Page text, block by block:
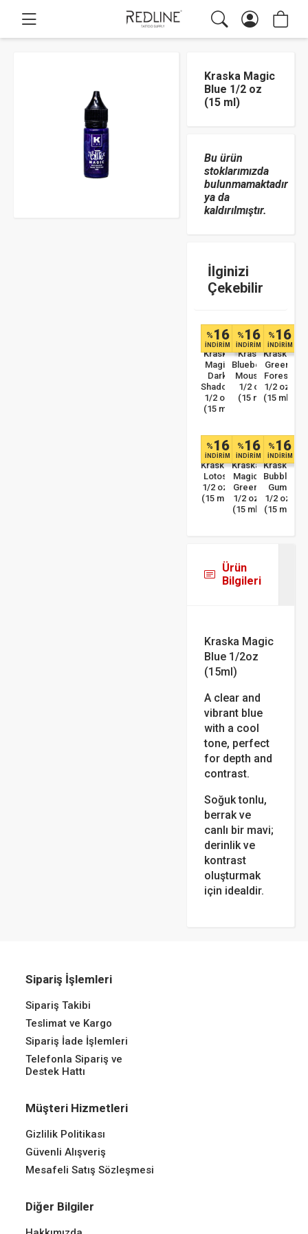
Kraska Magic
Blue 1/2 oz
(15 ml)
Bu ürün
stoklarımızda
bulunmamaktadır
ya da
kaldırılmıştır.
İlginizi
Çekebilir
% 16
İNDİRİM
Kraska
Magic
Dark
Shadow
1/2 oz
(15 ml)
% 16
İNDİRİM
Kraska
Blueberry
Mousse
1/2 oz
(15 ml)
% 16
İNDİRİM
Kraska
Green
Forest
1/2 oz
(15 ml)
% 16
İNDİRİM
Kraska
Lotos
1/2 oz
(15 ml)
% 16
İNDİRİM
Kraska
Magic
Green
1/2 oz
(15 ml)
% 16
İNDİRİM
Kraska
Bubble
Gum
1/2 oz
(15 ml)
Ürün
Bilgileri
Kraska Magic
Blue 1/2oz
(15ml)
A clear and
vibrant blue
with a cool
tone, perfect
for depth and
contrast.
Soğuk tonlu,
berrak ve
canlı bir mavi;
derinlik ve
kontrast
oluşturmak
için idealdir.
Sipariş İşlemleri
Sipariş Takibi
Teslimat ve Kargo
Sipariş İade İşlemleri
Telefonla Sipariş ve
Destek Hattı
Müşteri Hizmetleri
Gizlilik Politikası
Güvenli Alışveriş
Mesafeli Satış Sözleşmesi
Diğer Bilgiler